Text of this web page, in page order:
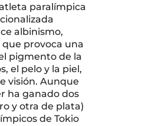
paralímpica
albinismo,
provoca una
pigmento de la
el pelo y la piel,
visión. Aunque
ha ganado dos
y otra de plata)
de Tokio